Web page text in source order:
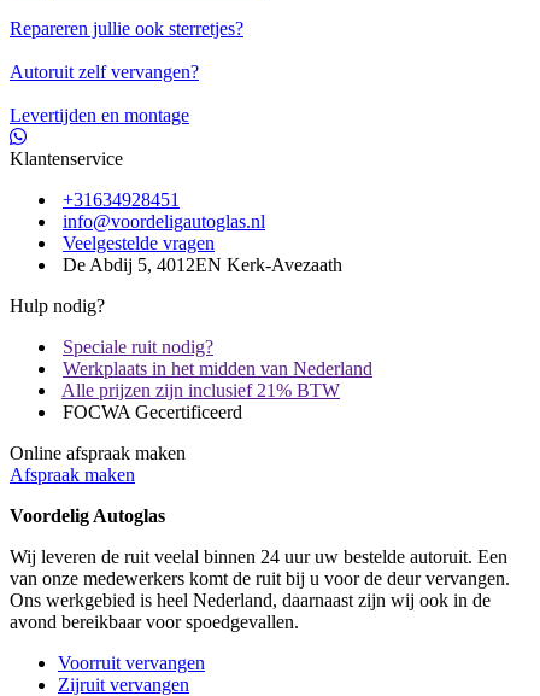
Repareren jullie ook sterretjes?
Autoruit zelf vervangen?
Levertijden en montage
Klantenservice
+31634928451
info@voordeligautoglas.nl
Veelgestelde vragen
De Abdij 5, 4012EN Kerk-Avezaath
Hulp nodig?
Speciale ruit nodig?
Werkplaats in het midden van Nederland
Alle prijzen zijn inclusief 21% BTW
FOCWA Gecertificeerd
Online afspraak maken
Afspraak maken
Voordelig Autoglas
Wij leveren de ruit veelal binnen 24 uur uw bestelde autoruit. Een
van onze medewerkers komt de ruit bij u voor de deur vervangen.
Ons werkgebied is heel Nederland, daarnaast zijn wij ook in de
avond bereikbaar voor spoedgevallen.
Voorruit vervangen
Zijruit vervangen